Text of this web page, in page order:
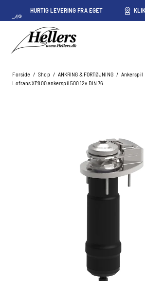
HURTIG LEVERING FRA EGET
LAGER I KASTRUP
Forside / Shop / ANKRING & FORTØJNING / Ankerspil
Lofrans XP800 ankerspil 500 12v DIN 76